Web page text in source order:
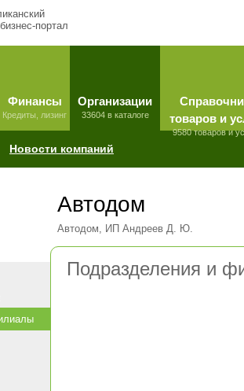
портал
Финансы
Кредиты, лизинг
Организации
33604 в каталоге
товаров и
9580 товаров и
Новости компаний
Автодом
Автодом, ИП Андреев Д. Ю.
Подразделения и